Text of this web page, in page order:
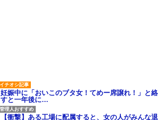
妊娠中に「おいこのブタ女！てめー席譲れ！」と
すと一年後に…
【衝撃】ある工場に配属すると、女の人がみんな